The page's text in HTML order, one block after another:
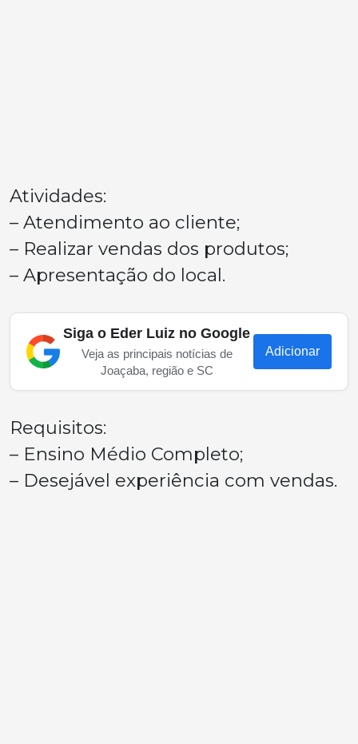
Atividades:
– Atendimento ao cliente;
– Realizar vendas dos produtos;
– Apresentação do local.
Siga o Eder Luiz no Google
Veja as principais notícias de
Joaçaba, região e SC
Adicionar
Requisitos:
– Ensino Médio Completo;
– Desejável experiência com vendas.